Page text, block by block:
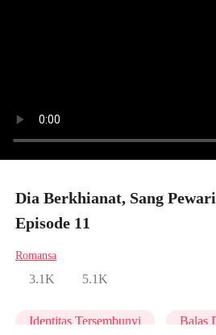
Dia Berkhianat, Sang
Episode 11
Romansa
3.1K 5.1K
Identitas Tersembunyi Balas